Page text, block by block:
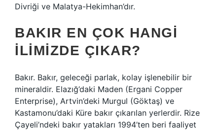
Divriği ve Malatya-Hekimhan’dır.
BAKIR EN ÇOK HANGI
ILIMIZDE ÇIKAR?
Bakır. Bakır, geleceği parlak, kolay işlenebilir bir
mineraldir. Elazığ’daki Maden (Ergani Copper
Enterprise), Artvin’deki Murgul (Göktaş) ve
Kastamonu’daki Küre bakır çıkarılan yerlerdir. Rize
Çayeli’ndeki bakır yatakları 1994’ten beri faaliyet